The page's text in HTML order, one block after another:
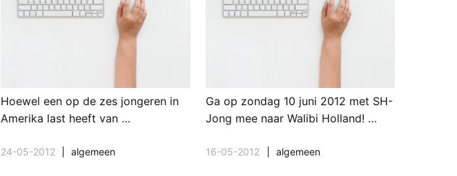
Hoewel een op de zes jongeren in
Amerika last heeft van …
24-05-2012 algemeen
Ga op zondag 10 juni 2012 met SH-
Jong mee naar Walibi Holland! …
16-05-2012 algemeen